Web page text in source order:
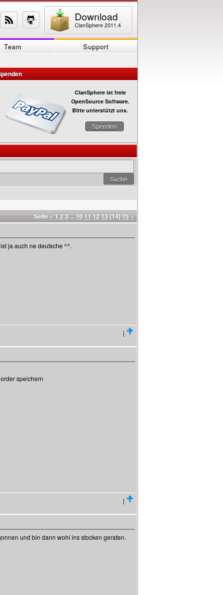
Download
ClanSphere 2011.4
Team Support
ClanSphere ist freie
OpenSource Software.
Bitte unterstützt uns.
Spenden
Seite < 1 23 ...10 11 1213 [14] 15 >
ja auch ne deutsche ^^.
|
speichern
|
und bin dann wohl ins stocken geraten.